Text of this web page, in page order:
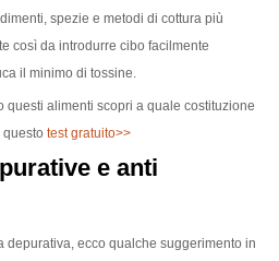
spezie e metodi di cottura più
così da introdurre cibo facilmente
il minimo di tossine.
questi alimenti scopri a quale costituzione
test gratuito>>
e anti
depurativa, ecco qualche suggerimento in